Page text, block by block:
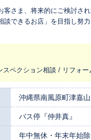
客さま、将来的にご検討さ
談できるお店」を目指し努
ペクション相談 / リフォ
沖縄県南風原町津嘉
バス停『仲井真』
年中無休・年末年始除